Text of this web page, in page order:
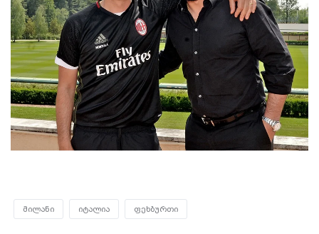
მილანი იტალია ფეხბურთი